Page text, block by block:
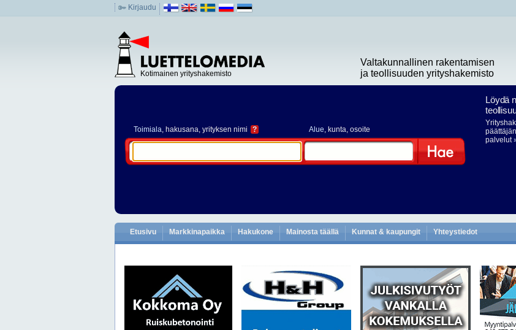
Kirjaudu
Kotimainen yrityshakemisto
Valtakunnallinen rakentamisen
ja teollisuuden yrityshakemisto
Toimiala, hakusana, yrityksen nimi ? Alue, kunta, osoite
Löydä
palvelut
Etusivu Markkinapaikka Hakukone Mainosta täällä Kunnat & kaupungit Yhteystiedot